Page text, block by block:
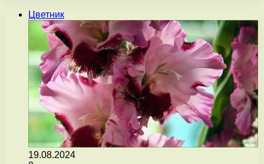
Цветник
19.08.2024